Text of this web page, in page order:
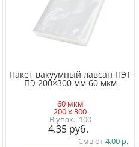
Пакет вакуумный лавсан ПЭТ
ПЭ 200×300 мм 60 мкм
60 мкм
200 x 300
100
4.35
Смв от4.00